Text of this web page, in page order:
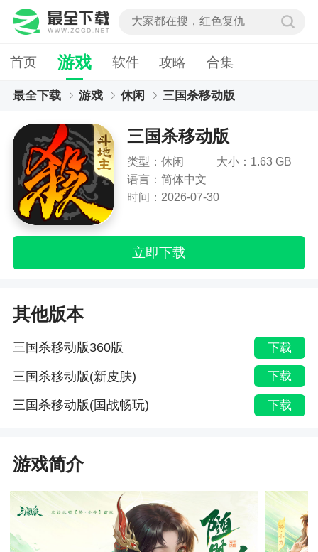
首页 游戏 软件 攻略 合集
最全下载 游戏 休闲 三国杀移动版
三国杀移动版
类型：休闲
大小：1.63 GB
语言：简体中文
时间：2026-07-30
立即下载
其他版本
三国杀移动版360版 下载
三国杀移动版(新皮肤) 下载
三国杀移动版(国战畅玩) 下载
游戏简介